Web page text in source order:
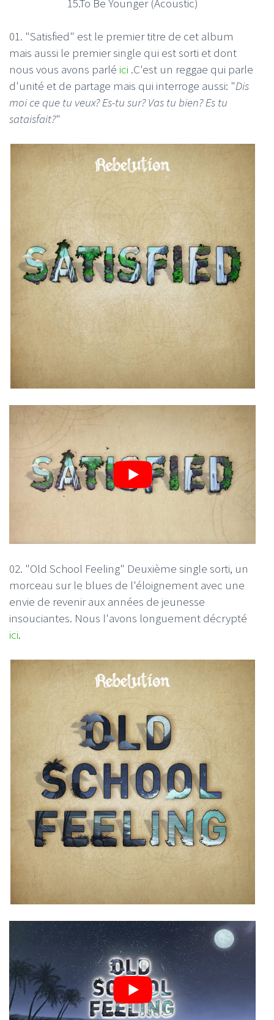
15.To Be Younger (Acoustic)
01. "Satisfied" est le premier titre de cet album
mais aussi le premier single qui est sorti et dont
nous vous avons parlé ici .C'est un reggae qui parle
d'unité et de partage mais qui interroge aussi: "Dis
moi ce que tu veux? Es-tu sur? Vas tu bien? Es tu
sataisfait?"
02. "Old School Feeling" Deuxième single sorti, un
morceau sur le blues de l'éloignement avec une
envie de revenir aux années de jeunesse
insouciantes. Nous l'avons longuement décrypté
ici.